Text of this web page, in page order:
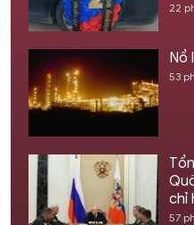
22
Nổ
53
chỉ
57